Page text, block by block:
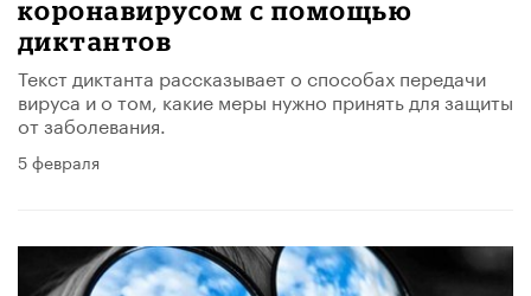
коронавирусом с помощью
диктантов
Текст диктанта рассказывает о способах передачи
вируса и о том, какие меры нужно принять для защиты
от заболевания.
5 февраля